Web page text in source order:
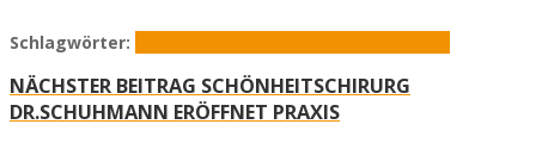
Schlagwörter:
NÄCHSTER BEITRAG SCHÖNHEITSCHIRURG
DR.SCHUHMANN ERÖFFNET PRAXIS